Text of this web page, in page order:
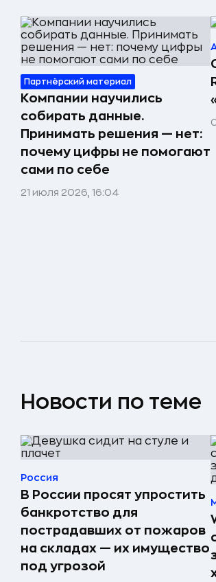
Партнёрский материал
Компании научились
собирать данные.
Принимать решения — нет:
почему цифры не помогают
сами по себе
21 июля 2026, 16:04
Новости по теме
Россия
В России просят упростить
банкротство для
пострадавших от пожаров
на складах — их имущество
под угрозой